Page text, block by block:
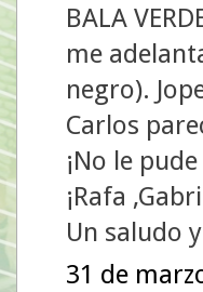
BALA
me
negro).
Carlos
¡No le
¡Rafa
Un saludo
31 de